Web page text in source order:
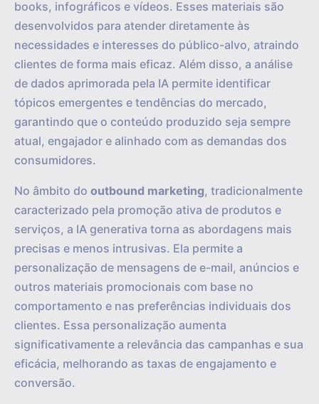
books, infográficos e vídeos. Esses materiais são
desenvolvidos para atender diretamente às
necessidades e interesses do público-alvo, atraindo
clientes de forma mais eficaz. Além disso, a análise
de dados aprimorada pela IA permite identificar
tópicos emergentes e tendências do mercado,
garantindo que o conteúdo produzido seja sempre
atual, engajador e alinhado com as demandas dos
consumidores.
No âmbito do outbound marketing, tradicionalmente
caracterizado pela promoção ativa de produtos e
serviços, a IA generativa torna as abordagens mais
precisas e menos intrusivas. Ela permite a
personalização de mensagens de e-mail, anúncios e
outros materiais promocionais com base no
comportamento e nas preferências individuais dos
clientes. Essa personalização aumenta
significativamente a relevância das campanhas e sua
eficácia, melhorando as taxas de engajamento e
conversão.